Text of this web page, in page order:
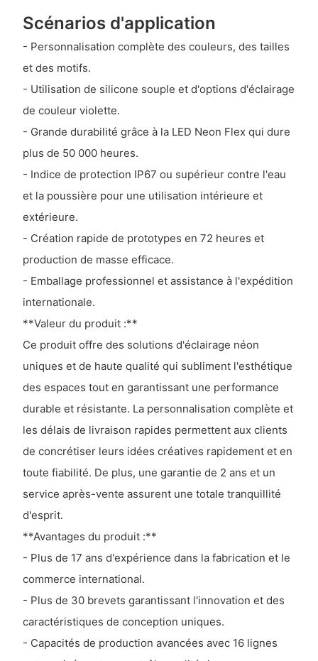
Scénarios d'application
- Personnalisation complète des couleurs, des tailles
et des motifs.
- Utilisation de silicone souple et d'options d'éclairage
de couleur violette.
- Grande durabilité grâce à la LED Neon Flex qui dure
plus de 50 000 heures.
- Indice de protection IP67 ou supérieur contre l'eau
et la poussière pour une utilisation intérieure et
extérieure.
- Création rapide de prototypes en 72 heures et
production de masse efficace.
- Emballage professionnel et assistance à l'expédition
internationale.
**Valeur du produit :**
Ce produit offre des solutions d'éclairage néon
uniques et de haute qualité qui subliment l'esthétique
des espaces tout en garantissant une performance
durable et résistante. La personnalisation complète et
les délais de livraison rapides permettent aux clients
de concrétiser leurs idées créatives rapidement et en
toute fiabilité. De plus, une garantie de 2 ans et un
service après-vente assurent une totale tranquillité
d'esprit.
**Avantages du produit :**
- Plus de 17 ans d'expérience dans la fabrication et le
commerce international.
- Plus de 30 brevets garantissant l'innovation et des
caractéristiques de conception uniques.
- Capacités de production avancées avec 16 lignes